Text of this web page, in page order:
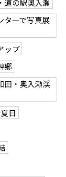
ーで写真展
ップ
郷
田・奥入瀬渓
日